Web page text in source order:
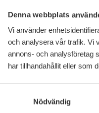
Denna webbplats
Vi använder
och analysera vår trafik. Vi
annons- och analysföretag
har tillhandahållit eller som
Nödvändig
DELA: